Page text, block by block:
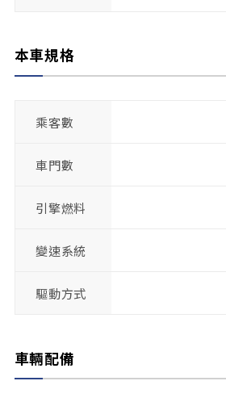
本車規格
乘客數
車門數
引擎燃料
變速系統
驅動方式
車輛配備